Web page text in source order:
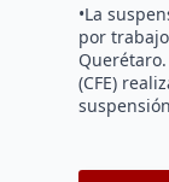
•La
por
(CFE)